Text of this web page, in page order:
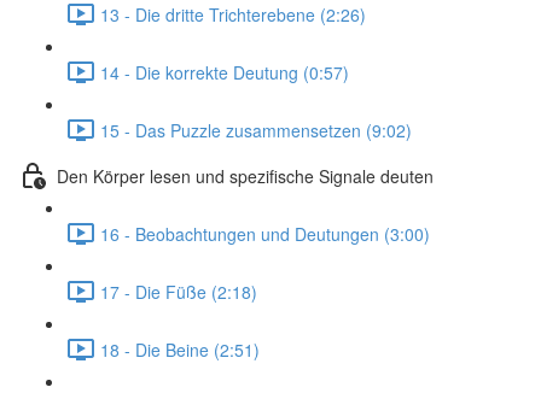
13 - Die dritte Trichterebene (2:26)
14 - Die korrekte Deutung (0:57)
15 - Das Puzzle zusammensetzen (9:02)
Den Körper lesen und spezifische Signale deuten
16 - Beobachtungen und Deutungen (3:00)
17 - Die Füße (2:18)
18 - Die Beine (2:51)